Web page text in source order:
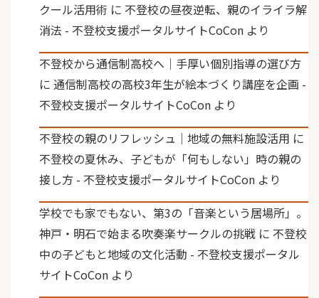
クール活用術 に 不登校の昼夜逆転、親のイライラ解
消法 - 不登校支援ポータルサイトCoCon より
不登校から通信制高校へ｜手厚い個別指導の選び方
に 通信制高校の高校3年生が絵本づくり講座を企画 -
不登校支援ポータルサイトCoCon より
不登校の親のリフレッシュ｜地域の無料施設活用 に
不登校の夏休み、子どもが「何もしない」時の親の
接し方 - 不登校支援ポータルサイトCoCon より
学校でも家でもない、第3の「音楽という居場所」。
神戸・明石で始まる吹奏楽サークルの挑戦 に 不登校
中の子どもと地域の文化活動 - 不登校支援ポータル
サイトCoCon より